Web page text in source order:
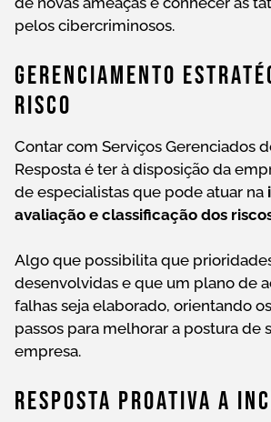
pelos cibercriminosos.
Gerenciamento
Risco
Contar com Serviços Gerenciados
Resposta é ter à disposição da
de especialistas que pode atuar na
avaliação e classificação dos
Algo que possibilita que
desenvolvidas e que um plano de
falhas seja elaborado, orientando
passos para melhorar a postura de
empresa.
Resposta Proativa A